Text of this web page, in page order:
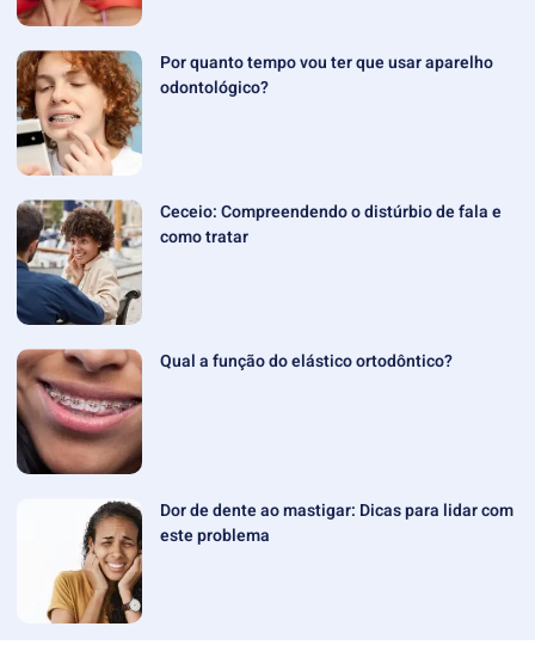
Por quanto tempo vou ter que usar aparelho
odontológico?
Ceceio: Compreendendo o distúrbio de fala e
como tratar
Qual a função do elástico ortodôntico?
Dor de dente ao mastigar: Dicas para lidar com
este problema